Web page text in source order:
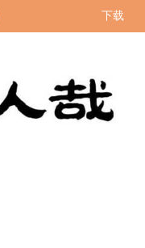
下载